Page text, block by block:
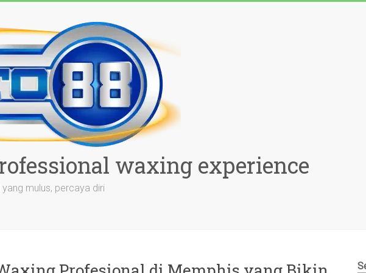
waxing experience
mulus, percaya diri